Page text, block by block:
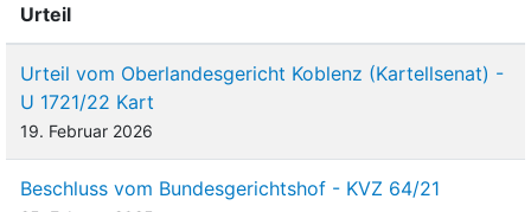
Urteil
Urteil vom Oberlandesgericht Koblenz (Kartellsenat) -
U 1721/22 Kart
19. Februar 2026
Beschluss vom Bundesgerichtshof - KVZ 64/21